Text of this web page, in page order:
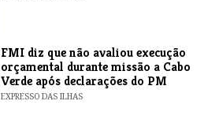
FMI diz que não avaliou execução
orçamental durante missão a Cabo
Verde após declarações do PM
EXPRESSO DAS ILHAS